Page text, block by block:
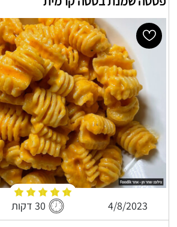
4/8/2023 30 דקות